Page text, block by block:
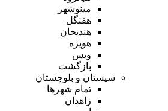
مینوشهر
هفتگل
هندیجان
هویزه
ویس
بازگشت
سیستان و بلوچستان
تمام شهر‌ها
زاهدان